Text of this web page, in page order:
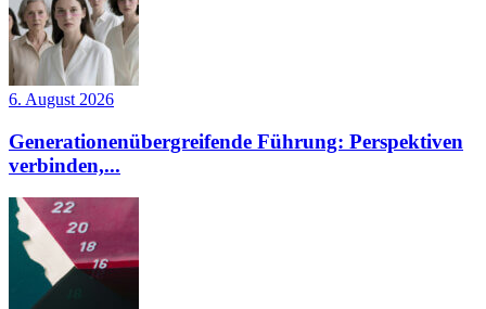
6. August 2026
Generationenübergreifende Führung: Perspektiven
verbinden,...